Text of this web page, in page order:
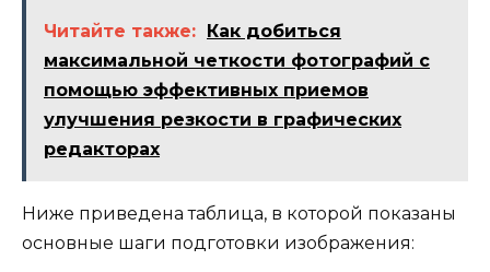
Читайте также:
Как добиться
максимальной четкости фотографий с
помощью эффективных приемов
улучшения резкости в графических
редакторах
Ниже приведена таблица, в которой показаны
основные шаги подготовки изображения: